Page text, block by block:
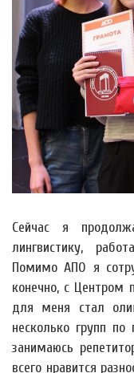
Сейчас я
лингвистику,
Помимо АПО я
конечно, с Центром
для меня стал
несколько групп
занимаюсь
всего нравится